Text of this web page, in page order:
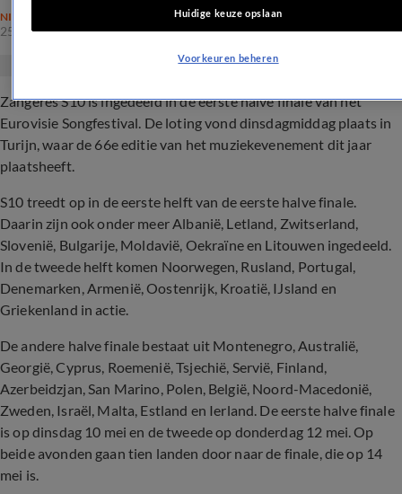
NIEUWS
25 jan 2022, 12:48
Zangeres S10 is ingedeeld in de eerste halve finale van het
Eurovisie Songfestival. De loting vond dinsdagmiddag plaats in
Turijn, waar de 66e editie van het muziekevenement dit jaar
plaatsheeft.
S10 treedt op in de eerste helft van de eerste halve finale.
Daarin zijn ook onder meer Albanië, Letland, Zwitserland,
Slovenië, Bulgarije, Moldavië, Oekraïne en Litouwen ingedeeld.
In de tweede helft komen Noorwegen, Rusland, Portugal,
Denemarken, Armenië, Oostenrijk, Kroatië, IJsland en
Griekenland in actie.
De andere halve finale bestaat uit Montenegro, Australië,
Georgië, Cyprus, Roemenië, Tsjechië, Servië, Finland,
Azerbeidzjan, San Marino, Polen, België, Noord-Macedonië,
Zweden, Israël, Malta, Estland en Ierland. De eerste halve finale
is op dinsdag 10 mei en de tweede op donderdag 12 mei. Op
beide avonden gaan tien landen door naar de finale, die op 14
mei is.
Huidige keuze opslaan
Voorkeuren beheren